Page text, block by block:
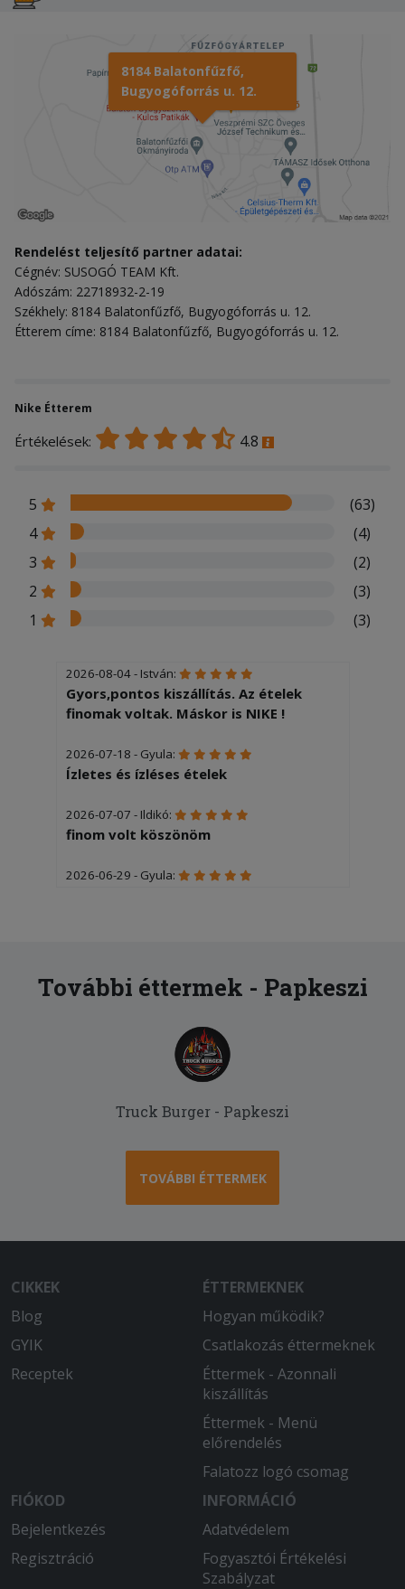
8184 Balatonfűzfő,
Bugyogóforrás u. 12.
Rendelést teljesítő partner adatai:
Cégnév: SUSOGÓ TEAM Kft.
Adószám: 22718932-2-19
Székhely: 8184 Balatonfűzfő, Bugyogóforrás u. 12.
Étterem címe: 8184 Balatonfűzfő, Bugyogóforrás u. 12.
Nike Étterem
Értékelések: 4.8
5
(63)
4
(4)
3
(2)
2
(3)
1
(3)
2026-08-04 - István:
Gyors,pontos kiszállítás. Az ételek
finomak voltak. Máskor is NIKE !
2026-07-18 - Gyula:
Ízletes és ízléses ételek
2026-07-07 - Ildikó:
finom volt köszönöm
2026-06-29 - Gyula:
rendelt ételek finomak voltak.
Köszönettel István M.
Gyors kiszállítás, finom ételek.
Elégedett vagyok, nem volt semmi
2026-06-05 - Gyula:
2026-05-14 - Gyula:
és pontosan úgy teljesítették az íz
kiváló. Ajánlom mindenkinek.
Alig egy óra alatt kiérkezett a pizza,
ami szerintem szombat este egész jó
volt! Csak így tovább!
További éttermek - Papkeszi
Truck Burger - Papkeszi
TOVÁBBI ÉTTERMEK
CIKKEK
Blog
GYIK
Receptek
ÉTTERMEKNEK
Hogyan működik?
Csatlakozás éttermeknek
Éttermek - Azonnali
kiszállítás
Éttermek - Menü
előrendelés
Falatozz logó csomag
FIÓKOD
Bejelentkezés
Regisztráció
INFORMÁCIÓ
Adatvédelem
Fogyasztói Értékelési
Szabályzat